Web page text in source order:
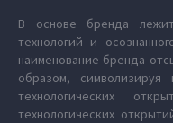
В основе бренда
технологий и
наименование бренда
образом,
технологических
технологических